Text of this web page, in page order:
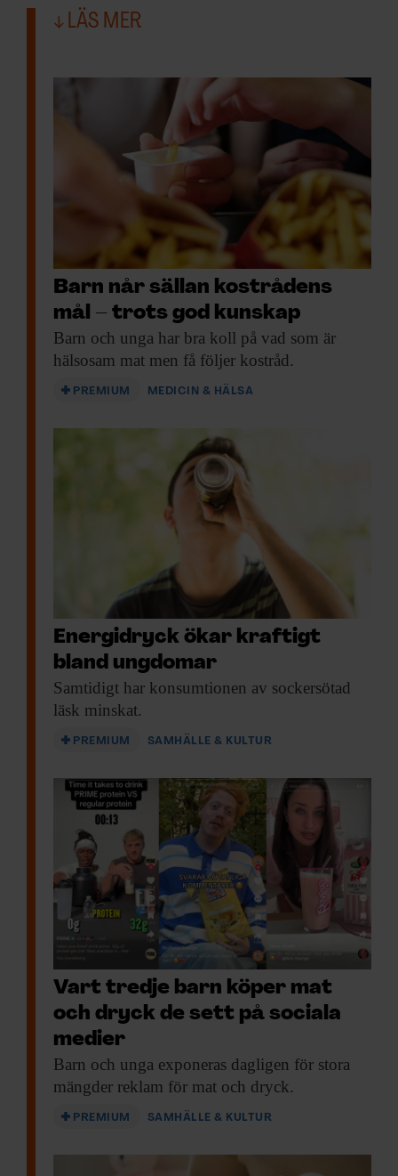
LÄS MER
Barn når sällan kostrådens
mål – trots god kunskap
Barn och unga har bra koll på vad som är
hälsosam mat men få följer kostråd.
PREMIUM MEDICIN & HÄLSA
Energidryck ökar kraftigt
bland ungdomar
Samtidigt har konsumtionen av sockersötad
läsk minskat.
PREMIUM SAMHÄLLE & KULTUR
Vart tredje barn köper mat
och dryck de sett på sociala
medier
Barn och unga exponeras dagligen för stora
mängder reklam för mat och dryck.
PREMIUM SAMHÄLLE & KULTUR